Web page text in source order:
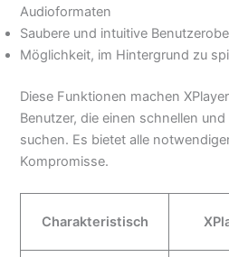
Audioformaten
Saubere und intuitive
Möglichkeit, im Hintergrund zu
Diese Funktionen machen
Benutzer, die einen schnellen
suchen. Es bietet alle
Kompromisse.
Charakteristisch